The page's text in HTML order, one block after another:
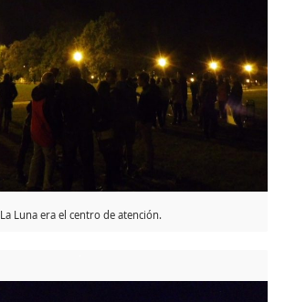
La Luna era el centro de atención.